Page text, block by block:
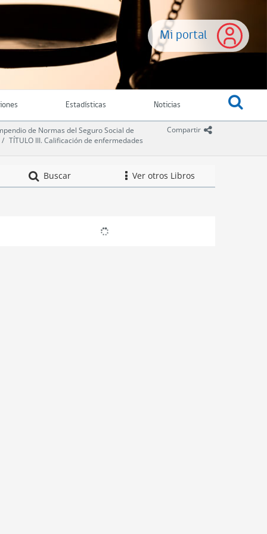
Mi portal
Estadísticas Noticias
Compartir icono
de Normas del Seguro Social de
TÍTULO III. Calificación de enfermedades
Buscar icono
Ver otros LibrosCompendio de